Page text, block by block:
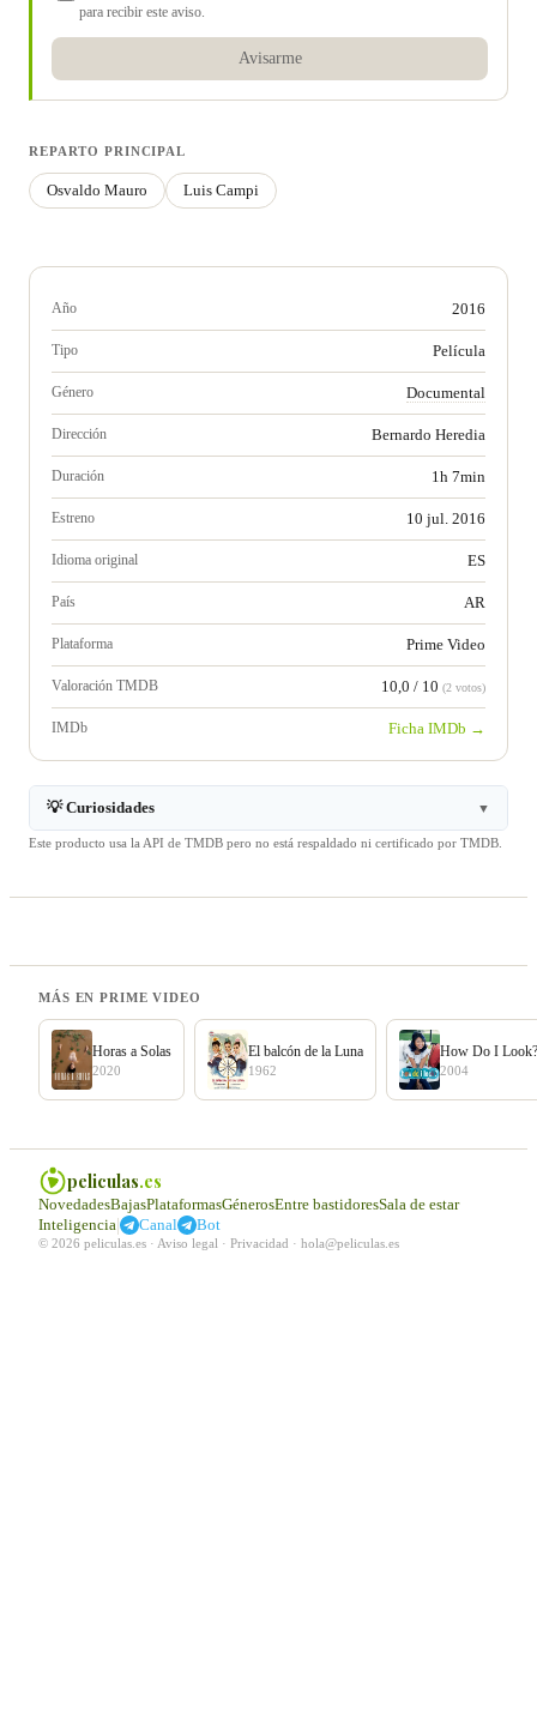
para recibir este aviso.
Avisarme
REPARTO PRINCIPAL
Osvaldo Mauro Luis Campi
Año 2016
Tipo Película
Género Documental
Dirección Bernardo Heredia
Duración 1h 7min
Estreno 10 jul. 2016
Idioma original ES
País AR
Plataforma Prime Video
Valoración TMDB 10,0 / 10 (2 votos)
IMDb Ficha IMDb →
💡 Curiosidades ▼
Este producto usa la API de TMDB pero no está respaldado ni certificado por TMDB.
MÁS EN PRIME VIDEO
Horas a Solas
2020
El balcón de la Luna
1962
How Do I
2004
peliculas.es
NovedadesBajasPlataformasGénerosEntre bastidoresSala de estar
Inteligencia| Canal Bot
© 2026 peliculas.es · Aviso legal · Privacidad · hola@peliculas.es